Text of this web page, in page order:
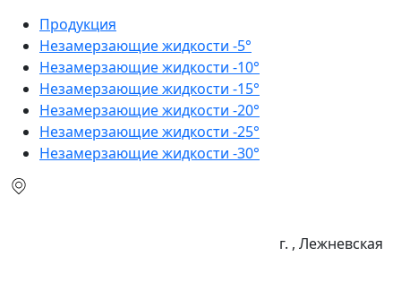
Продукция
Незамерзающие жидкости -5°
Незамерзающие жидкости -10°
Незамерзающие жидкости -15°
Незамерзающие жидкости -20°
Незамерзающие жидкости -25°
Незамерзающие жидкости -30°
г. , Лежневская